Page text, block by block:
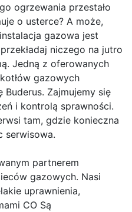
ogrzewania przestało
o usterce? A może,
gazowa jest
niczego na jutro
Jedną z oferowanych
gazowych
Zajmujemy się
i kontrolą sprawności.
tam, gdzie konieczna
serwisowa.
partnerem
gazowych. Nasi
uprawnienia,
CO Są